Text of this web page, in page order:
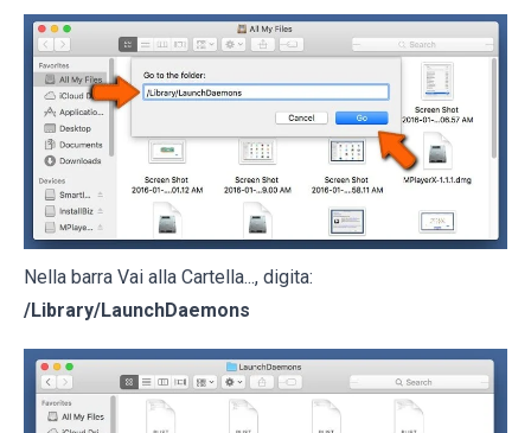
Nella barra Vai alla Cartella..., digita:
/Library/LaunchDaemons